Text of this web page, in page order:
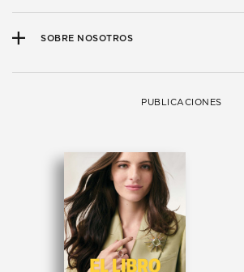
SOBRE NOSOTROS
PUBLICACIONES